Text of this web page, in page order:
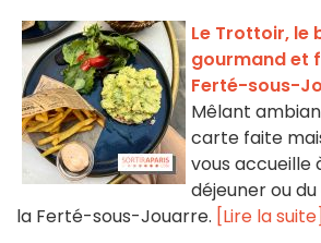
Le Trottoir, le
gourmand et
Ferté-sous-
Mêlant
carte faite
vous accueille
déjeuner ou
la Ferté-sous-Jouarre. [Lire la suite]